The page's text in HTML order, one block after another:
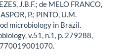
J.B.F.; de MELO FRANCO,
P.; PINTO, U.M.
microbiology in Brazil.
v.51, n.1, p. 279288,